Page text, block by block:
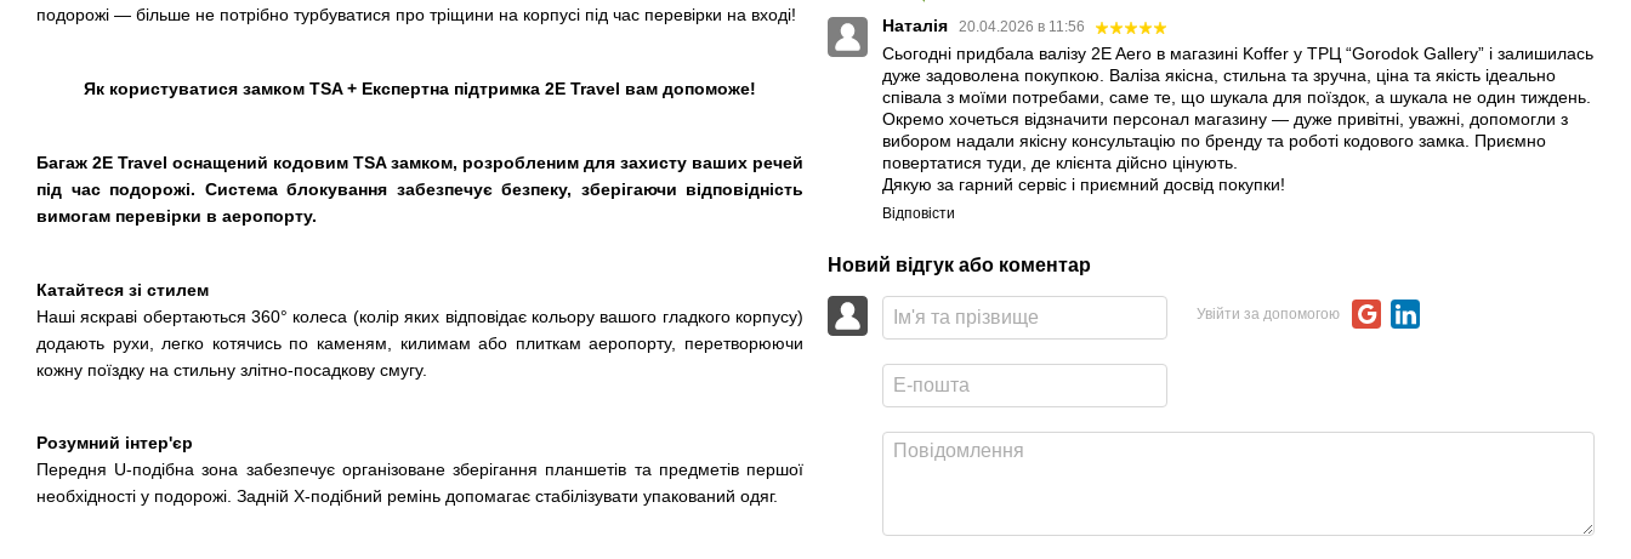
подорожі — більше не потрібно турбуватися про тріщини на корпусі під час перевірки на вході!
Як користуватися замком TSA + Експертна підтримка 2E Travel вам допоможе!
Багаж 2E Travel оснащений кодовим TSA замком, розробленим для захисту ваших речей
під час подорожі. Система блокування забезпечує безпеку, зберігаючи відповідність
вимогам перевірки в аеропорту.
Катайтеся зі стилем
Наші яскраві обертаються 360° колеса (колір яких відповідає кольору вашого гладкого корпусу)
додають рухи, легко котячись по каменям, килимам або плиткам аеропорту, перетворюючи
кожну поїздку на стильну злітно-посадкову смугу.
Розумний інтер'єр
Передня U-подібна зона забезпечує організоване зберігання планшетів та предметів першої
необхідності у подорожі. Задній X-подібний ремінь допомагає стабілізувати упакований одяг.
Наталія 20.04.2026 в 11:56
Сьогодні придбала валізу 2E Aero в магазині Koffer у ТРЦ “Gorodok Gallery” і залишилась
дуже задоволена покупкою. Валіза якісна, стильна та зручна, ціна та якість ідеально
співала з моїми потребами, саме те, що шукала для поїздок, а шукала не один тиждень.
Окремо хочеться відзначити персонал магазину — дуже привітні, уважні, допомогли з
вибором надали якісну консультацію по бренду та роботі кодового замка. Приємно
повертатися туди, де клієнта дійсно цінують.
Дякую за гарний сервіс і приємний досвід покупки!
Відповісти
Новий відгук або коментар
Увійти за допомогою